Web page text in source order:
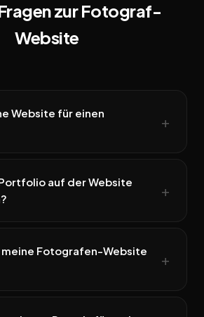
zur Fotograf-
Website
Website für einen
auf der Website
meine Fotografen-Website